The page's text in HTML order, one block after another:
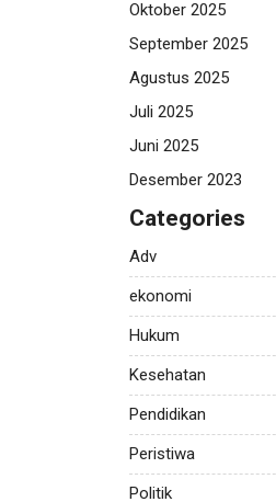
Oktober 2025
September 2025
Agustus 2025
Juli 2025
Juni 2025
Desember 2023
Categories
Adv
ekonomi
Hukum
Kesehatan
Pendidikan
Peristiwa
Politik